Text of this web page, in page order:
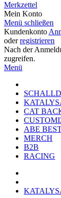
Merkzettel
Mein Konto
Menü schließen
Kundenkonto
oderregistrieren
Nach der
zugreifen.
Menü
CAT
ABE
MERCH
B2B
RACING